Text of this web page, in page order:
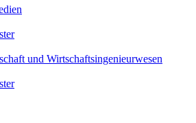
und Wirtschaftsingenieurwesen